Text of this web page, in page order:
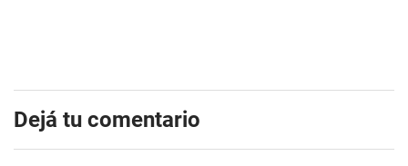
Dejá tu comentario